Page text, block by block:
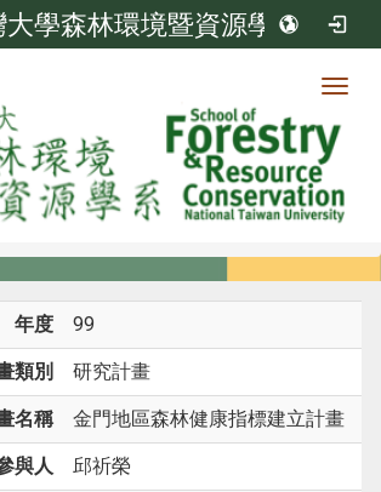
大學森林環境暨資源學系
年度 99
類別 研究計畫
名稱 金門地區森林健康指標建立計畫
與人 邱祈榮